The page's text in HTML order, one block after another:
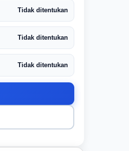
Tidak ditentukan
Tidak ditentukan
Tidak ditentukan